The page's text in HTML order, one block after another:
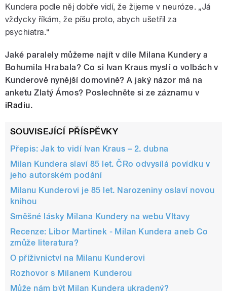
Kundera podle něj dobře vidí, že žijeme v neuróze. „Já
vždycky říkám, že píšu proto, abych ušetřil za
psychiatra.“
Jaké paralely můžeme najít v díle Milana Kundery a
Bohumila Hrabala? Co si Ivan Kraus myslí o volbách v
Kunderově nynější domovině? A jaký názor má na
anketu Zlatý Ámos? Poslechněte si ze záznamu v
iRadiu.
SOUVISEJÍCÍ PŘÍSPĚVKY
Přepis: Jak to vidí Ivan Kraus – 2. dubna
Milan Kundera slaví 85 let. ČRo odvysílá povídku v
jeho autorském podání
Milanu Kunderovi je 85 let. Narozeniny oslaví novou
knihou
Směšné lásky Milana Kundery na webu Vltavy
Recenze: Libor Martinek - Milan Kundera aneb Co
zmůže literatura?
O příživnictví na Milanu Kunderovi
Rozhovor s Milanem Kunderou
Může nám být Milan Kundera ukradený?